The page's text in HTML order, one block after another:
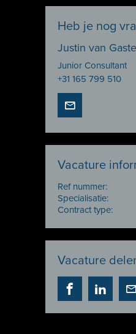
Heb je nog
Justin van
Junior Consultant
+31 165 799 510
Vacature
Ref nummer:
Specialisatie:
Contract type:
Vacature